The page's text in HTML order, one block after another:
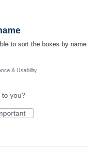
to sort the boxes by name
& Usability
to you?